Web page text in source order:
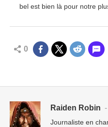
bel est bien là pour notre
0
Raiden Robin
Journaliste en